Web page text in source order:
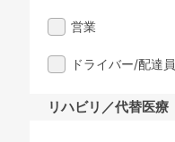
営業
ドライバー/配達員
リハビリ／代替医療